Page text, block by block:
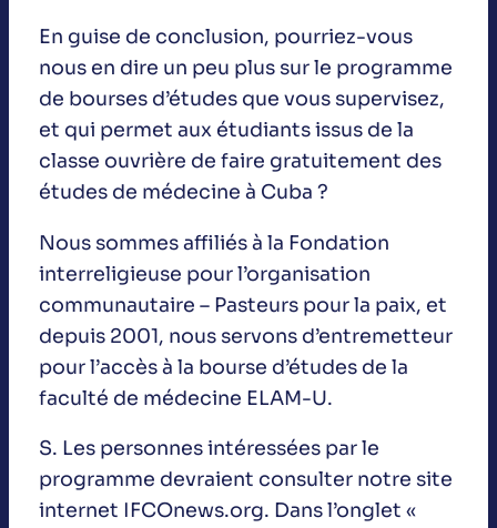
En guise de conclusion, pourriez-vous
nous en dire un peu plus sur le programme
de bourses d’études que vous supervisez,
et qui permet aux étudiants issus de la
classe ouvrière de faire gratuitement des
études de médecine à Cuba ?
Nous sommes affiliés à la Fondation
interreligieuse pour l’organisation
communautaire – Pasteurs pour la paix, et
depuis 2001, nous servons d’entremetteur
pour l’accès à la bourse d’études de la
faculté de médecine ELAM-U.
S. Les personnes intéressées par le
programme devraient consulter notre site
internet IFCOnews.org. Dans l’onglet «